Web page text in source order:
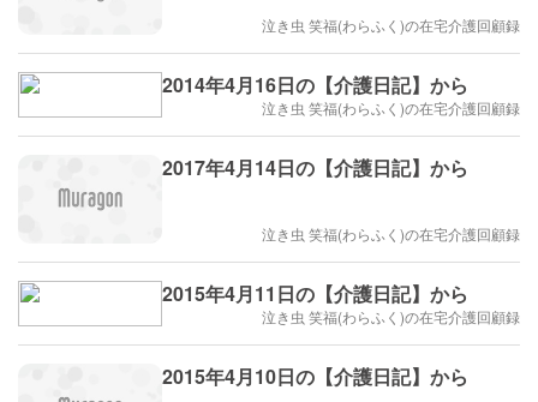
泣き虫 笑福(わらふく)の在宅介護回顧録
2014年4月16日の【介護日記】から
泣き虫 笑福(わらふく)の在宅介護回顧録
2017年4月14日の【介護日記】から
泣き虫 笑福(わらふく)の在宅介護回顧録
2015年4月11日の【介護日記】から
泣き虫 笑福(わらふく)の在宅介護回顧録
2015年4月10日の【介護日記】から